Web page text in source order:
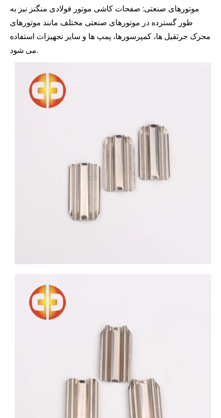
موتورهای صنعتی: صفحات کاشی موتور فولادی منگنز نیز به
طور گسترده در موتورهای صنعتی مختلف مانند موتورهای
محرک جرثقیل ها، کمپرسورها، پمپ ها و سایر تجهیزات استفاده
می شود.